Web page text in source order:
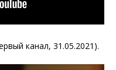
канал, 31.05.2021).